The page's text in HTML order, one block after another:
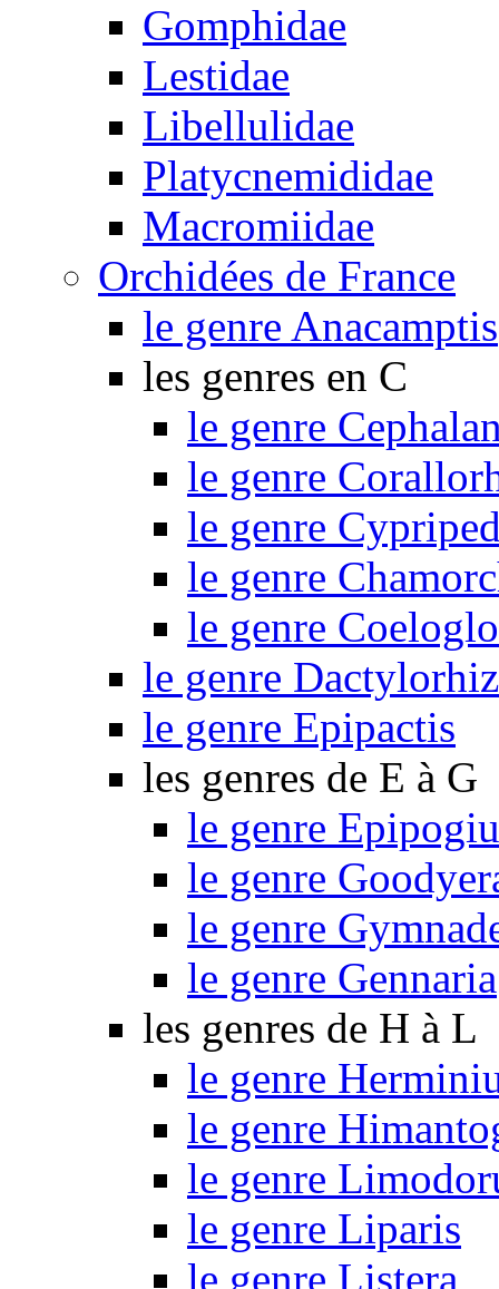
Gomphidae
Lestidae
Libellulidae
Platycnemididae
Macromiidae
Orchidées de France
le genre Anacamptis
les genres en C
le genre
le genre
le genre
le genre
le genre
le genre
le genre Epipactis
les genres de E à G
le genre
le genre
le genre
le genre Gennaria
les genres de H à L
le genre
le genre
le genre
le genre Liparis
le genre Listera